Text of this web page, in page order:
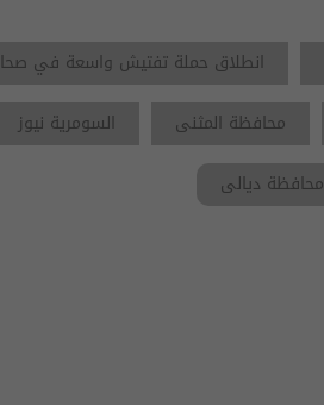
انطلاق حملة تفتيش واسعة في
محافظة المثنى السومرية نيوز
محافظة ديالى